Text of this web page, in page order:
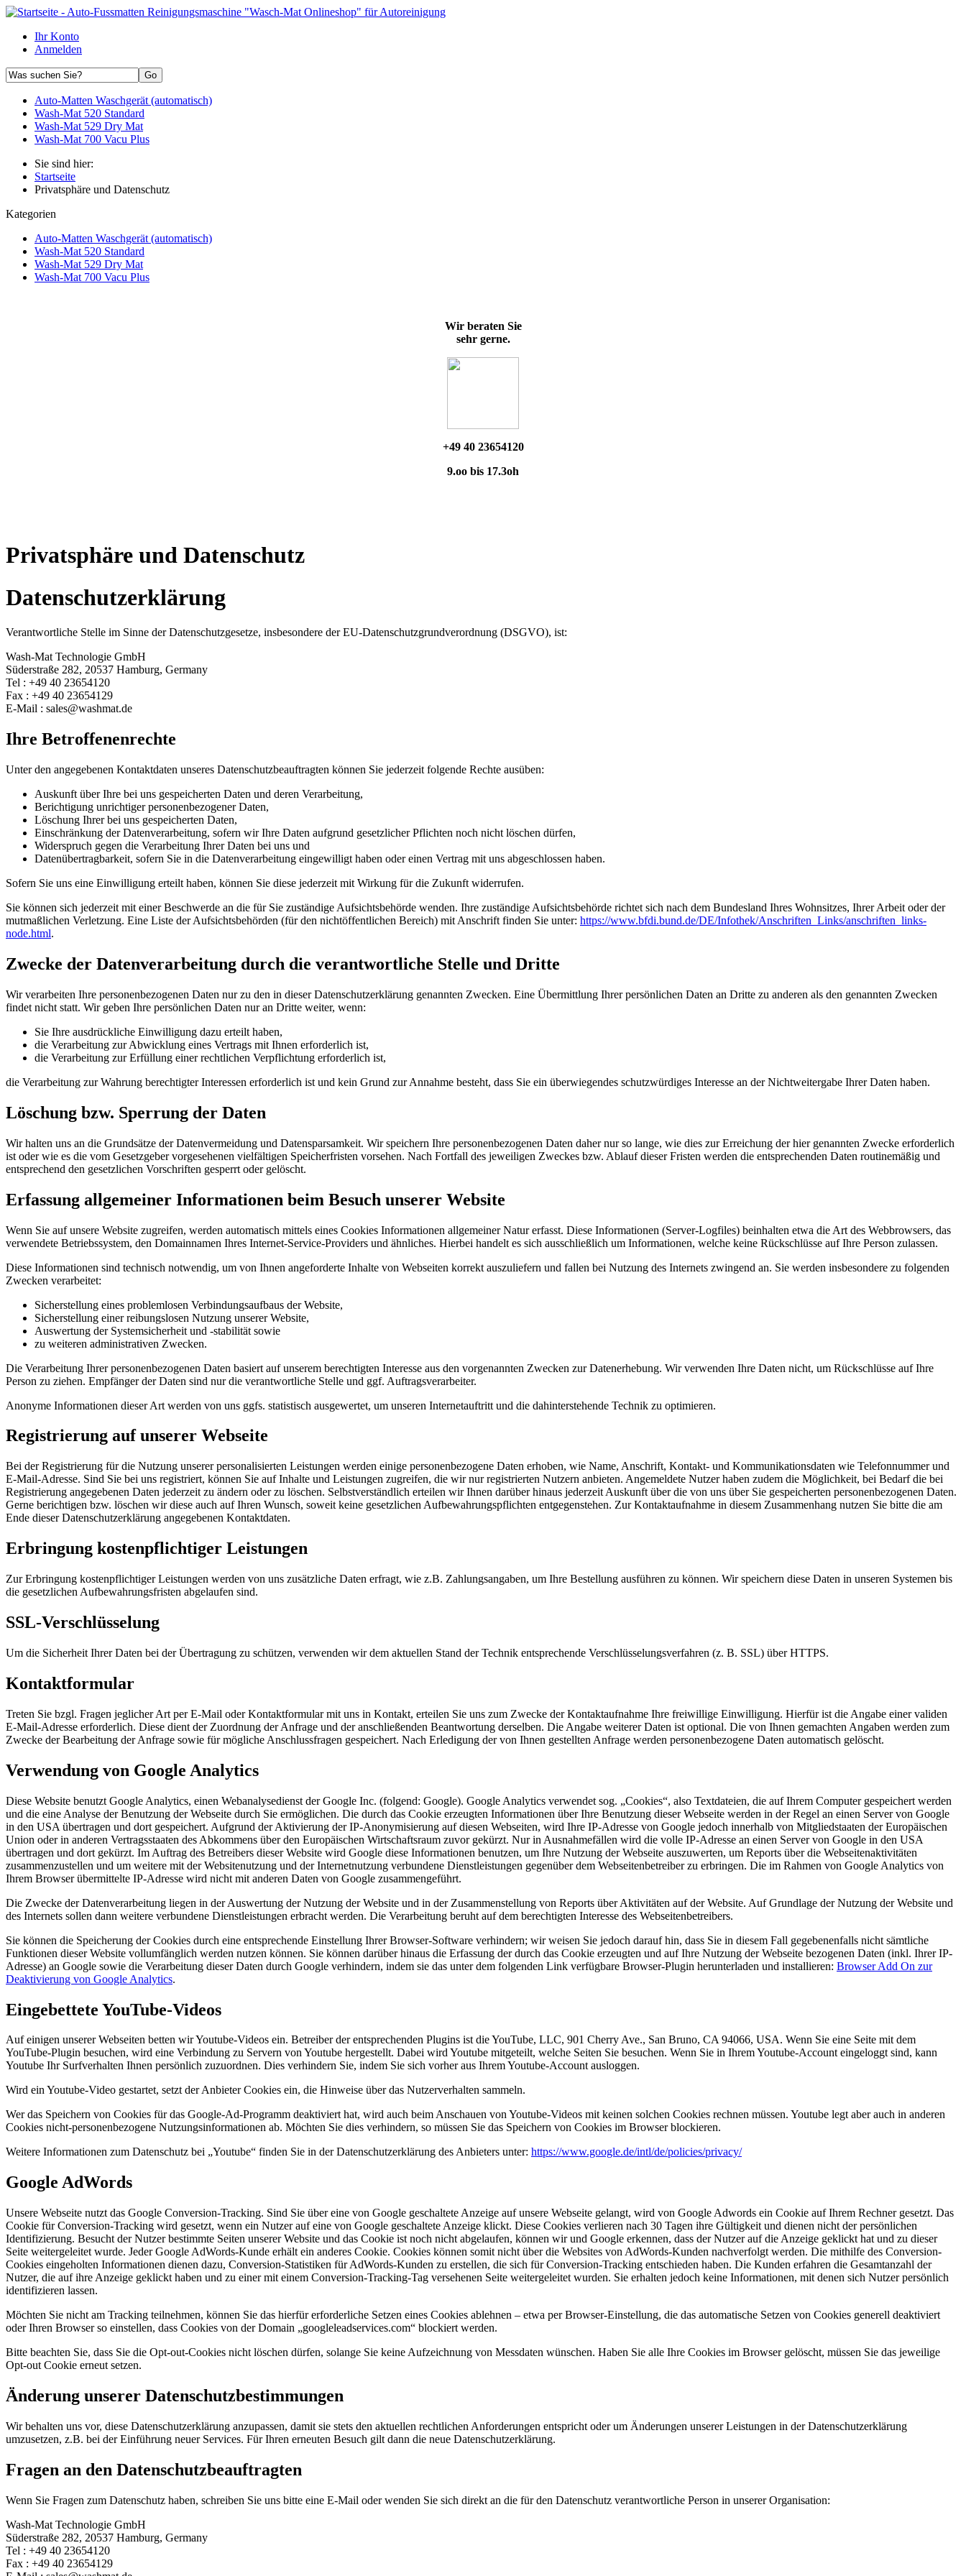
Ihr Konto
Anmelden
Auto-Matten Waschgerät (automatisch)
Wash-Mat 520 Standard
Wash-Mat 529 Dry Mat
Wash-Mat 700 Vacu Plus
Sie sind hier:
Startseite
Privatsphäre und Datenschutz
Kategorien
Auto-Matten Waschgerät (automatisch)
Wash-Mat 520 Standard
Wash-Mat 529 Dry Mat
Wash-Mat 700 Vacu Plus
Wir beraten Sie
sehr gerne.
+49 40 23654120
9.oo bis 17.3oh
Privatsphäre und Datenschutz
Datenschutzerklärung
Verantwortliche Stelle im Sinne der Datenschutzgesetze, insbesondere der EU-Datenschutzgrundverordnung (DSGVO), ist:
Wash-Mat Technologie GmbH
Süderstraße 282, 20537 Hamburg, Germany
Tel : +49 40 23654120
Fax : +49 40 23654129
E-Mail : sales@washmat.de
Ihre Betroffenenrechte
Unter den angegebenen Kontaktdaten unseres Datenschutzbeauftragten können Sie jederzeit folgende Rechte ausüben:
Auskunft über Ihre bei uns gespeicherten Daten und deren Verarbeitung,
Berichtigung unrichtiger personenbezogener Daten,
Löschung Ihrer bei uns gespeicherten Daten,
Einschränkung der Datenverarbeitung, sofern wir Ihre Daten aufgrund gesetzlicher Pflichten noch nicht löschen dürfen,
Widerspruch gegen die Verarbeitung Ihrer Daten bei uns und
Datenübertragbarkeit, sofern Sie in die Datenverarbeitung eingewilligt haben oder einen Vertrag mit uns abgeschlossen haben.
Sofern Sie uns eine Einwilligung erteilt haben, können Sie diese jederzeit mit Wirkung für die Zukunft widerrufen.
Sie können sich jederzeit mit einer Beschwerde an die für Sie zuständige Aufsichtsbehörde wenden. Ihre zuständige Aufsichtsbehörde richtet sich nach dem Bundesland Ihres Wohnsitzes, Ihrer Arbeit oder der
mutmaßlichen Verletzung. Eine Liste der Aufsichtsbehörden (für den nichtöffentlichen Bereich) mit Anschrift finden Sie unter: https://www.bfdi.bund.de/DE/Infothek/Anschriften_Links/anschriften_links-
node.html.
Zwecke der Datenverarbeitung durch die verantwortliche Stelle und Dritte
Wir verarbeiten Ihre personenbezogenen Daten nur zu den in dieser Datenschutzerklärung genannten Zwecken. Eine Übermittlung Ihrer persönlichen Daten an Dritte zu anderen als den genannten Zwecken
findet nicht statt. Wir geben Ihre persönlichen Daten nur an Dritte weiter, wenn:
Sie Ihre ausdrückliche Einwilligung dazu erteilt haben,
die Verarbeitung zur Abwicklung eines Vertrags mit Ihnen erforderlich ist,
die Verarbeitung zur Erfüllung einer rechtlichen Verpflichtung erforderlich ist,
die Verarbeitung zur Wahrung berechtigter Interessen erforderlich ist und kein Grund zur Annahme besteht, dass Sie ein überwiegendes schutzwürdiges Interesse an der Nichtweitergabe Ihrer Daten haben.
Löschung bzw. Sperrung der Daten
Wir halten uns an die Grundsätze der Datenvermeidung und Datensparsamkeit. Wir speichern Ihre personenbezogenen Daten daher nur so lange, wie dies zur Erreichung der hier genannten Zwecke erforderlich
ist oder wie es die vom Gesetzgeber vorgesehenen vielfältigen Speicherfristen vorsehen. Nach Fortfall des jeweiligen Zweckes bzw. Ablauf dieser Fristen werden die entsprechenden Daten routinemäßig und
entsprechend den gesetzlichen Vorschriften gesperrt oder gelöscht.
Erfassung allgemeiner Informationen beim Besuch unserer Website
Wenn Sie auf unsere Website zugreifen, werden automatisch mittels eines Cookies Informationen allgemeiner Natur erfasst. Diese Informationen (Server-Logfiles) beinhalten etwa die Art des Webbrowsers, das
verwendete Betriebssystem, den Domainnamen Ihres Internet-Service-Providers und ähnliches. Hierbei handelt es sich ausschließlich um Informationen, welche keine Rückschlüsse auf Ihre Person zulassen.
Diese Informationen sind technisch notwendig, um von Ihnen angeforderte Inhalte von Webseiten korrekt auszuliefern und fallen bei Nutzung des Internets zwingend an. Sie werden insbesondere zu folgenden
Zwecken verarbeitet:
Sicherstellung eines problemlosen Verbindungsaufbaus der Website,
Sicherstellung einer reibungslosen Nutzung unserer Website,
Auswertung der Systemsicherheit und -stabilität sowie
zu weiteren administrativen Zwecken.
Die Verarbeitung Ihrer personenbezogenen Daten basiert auf unserem berechtigten Interesse aus den vorgenannten Zwecken zur Datenerhebung. Wir verwenden Ihre Daten nicht, um Rückschlüsse auf Ihre
Person zu ziehen. Empfänger der Daten sind nur die verantwortliche Stelle und ggf. Auftragsverarbeiter.
Anonyme Informationen dieser Art werden von uns ggfs. statistisch ausgewertet, um unseren Internetauftritt und die dahinterstehende Technik zu optimieren.
Registrierung auf unserer Webseite
Bei der Registrierung für die Nutzung unserer personalisierten Leistungen werden einige personenbezogene Daten erhoben, wie Name, Anschrift, Kontakt- und Kommunikationsdaten wie Telefonnummer und
E-Mail-Adresse. Sind Sie bei uns registriert, können Sie auf Inhalte und Leistungen zugreifen, die wir nur registrierten Nutzern anbieten. Angemeldete Nutzer haben zudem die Möglichkeit, bei Bedarf die bei
Registrierung angegebenen Daten jederzeit zu ändern oder zu löschen. Selbstverständlich erteilen wir Ihnen darüber hinaus jederzeit Auskunft über die von uns über Sie gespeicherten personenbezogenen Daten.
Gerne berichtigen bzw. löschen wir diese auch auf Ihren Wunsch, soweit keine gesetzlichen Aufbewahrungspflichten entgegenstehen. Zur Kontaktaufnahme in diesem Zusammenhang nutzen Sie bitte die am
Ende dieser Datenschutzerklärung angegebenen Kontaktdaten.
Erbringung kostenpflichtiger Leistungen
Zur Erbringung kostenpflichtiger Leistungen werden von uns zusätzliche Daten erfragt, wie z.B. Zahlungsangaben, um Ihre Bestellung ausführen zu können. Wir speichern diese Daten in unseren Systemen bis
die gesetzlichen Aufbewahrungsfristen abgelaufen sind.
SSL-Verschlüsselung
Um die Sicherheit Ihrer Daten bei der Übertragung zu schützen, verwenden wir dem aktuellen Stand der Technik entsprechende Verschlüsselungsverfahren (z. B. SSL) über HTTPS.
Kontaktformular
Treten Sie bzgl. Fragen jeglicher Art per E-Mail oder Kontaktformular mit uns in Kontakt, erteilen Sie uns zum Zwecke der Kontaktaufnahme Ihre freiwillige Einwilligung. Hierfür ist die Angabe einer validen
E-Mail-Adresse erforderlich. Diese dient der Zuordnung der Anfrage und der anschließenden Beantwortung derselben. Die Angabe weiterer Daten ist optional. Die von Ihnen gemachten Angaben werden zum
Zwecke der Bearbeitung der Anfrage sowie für mögliche Anschlussfragen gespeichert. Nach Erledigung der von Ihnen gestellten Anfrage werden personenbezogene Daten automatisch gelöscht.
Verwendung von Google Analytics
Diese Website benutzt Google Analytics, einen Webanalysedienst der Google Inc. (folgend: Google). Google Analytics verwendet sog. „Cookies“, also Textdateien, die auf Ihrem Computer gespeichert werden
und die eine Analyse der Benutzung der Webseite durch Sie ermöglichen. Die durch das Cookie erzeugten Informationen über Ihre Benutzung dieser Webseite werden in der Regel an einen Server von Google
in den USA übertragen und dort gespeichert. Aufgrund der Aktivierung der IP-Anonymisierung auf diesen Webseiten, wird Ihre IP-Adresse von Google jedoch innerhalb von Mitgliedstaaten der Europäischen
Union oder in anderen Vertragsstaaten des Abkommens über den Europäischen Wirtschaftsraum zuvor gekürzt. Nur in Ausnahmefällen wird die volle IP-Adresse an einen Server von Google in den USA
übertragen und dort gekürzt. Im Auftrag des Betreibers dieser Website wird Google diese Informationen benutzen, um Ihre Nutzung der Webseite auszuwerten, um Reports über die Webseitenaktivitäten
zusammenzustellen und um weitere mit der Websitenutzung und der Internetnutzung verbundene Dienstleistungen gegenüber dem Webseitenbetreiber zu erbringen. Die im Rahmen von Google Analytics von
Ihrem Browser übermittelte IP-Adresse wird nicht mit anderen Daten von Google zusammengeführt.
Die Zwecke der Datenverarbeitung liegen in der Auswertung der Nutzung der Website und in der Zusammenstellung von Reports über Aktivitäten auf der Website. Auf Grundlage der Nutzung der Website und
des Internets sollen dann weitere verbundene Dienstleistungen erbracht werden. Die Verarbeitung beruht auf dem berechtigten Interesse des Webseitenbetreibers.
Sie können die Speicherung der Cookies durch eine entsprechende Einstellung Ihrer Browser-Software verhindern; wir weisen Sie jedoch darauf hin, dass Sie in diesem Fall gegebenenfalls nicht sämtliche
Funktionen dieser Website vollumfänglich werden nutzen können. Sie können darüber hinaus die Erfassung der durch das Cookie erzeugten und auf Ihre Nutzung der Webseite bezogenen Daten (inkl. Ihrer IP-
Adresse) an Google sowie die Verarbeitung dieser Daten durch Google verhindern, indem sie das unter dem folgenden Link verfügbare Browser-Plugin herunterladen und installieren: Browser Add On zur
Deaktivierung von Google Analytics.
Eingebettete YouTube-Videos
Auf einigen unserer Webseiten betten wir Youtube-Videos ein. Betreiber der entsprechenden Plugins ist die YouTube, LLC, 901 Cherry Ave., San Bruno, CA 94066, USA. Wenn Sie eine Seite mit dem
YouTube-Plugin besuchen, wird eine Verbindung zu Servern von Youtube hergestellt. Dabei wird Youtube mitgeteilt, welche Seiten Sie besuchen. Wenn Sie in Ihrem Youtube-Account eingeloggt sind, kann
Youtube Ihr Surfverhalten Ihnen persönlich zuzuordnen. Dies verhindern Sie, indem Sie sich vorher aus Ihrem Youtube-Account ausloggen.
Wird ein Youtube-Video gestartet, setzt der Anbieter Cookies ein, die Hinweise über das Nutzerverhalten sammeln.
Wer das Speichern von Cookies für das Google-Ad-Programm deaktiviert hat, wird auch beim Anschauen von Youtube-Videos mit keinen solchen Cookies rechnen müssen. Youtube legt aber auch in anderen
Cookies nicht-personenbezogene Nutzungsinformationen ab. Möchten Sie dies verhindern, so müssen Sie das Speichern von Cookies im Browser blockieren.
Weitere Informationen zum Datenschutz bei „Youtube“ finden Sie in der Datenschutzerklärung des Anbieters unter: https://www.google.de/intl/de/policies/privacy/
Google AdWords
Unsere Webseite nutzt das Google Conversion-Tracking. Sind Sie über eine von Google geschaltete Anzeige auf unsere Webseite gelangt, wird von Google Adwords ein Cookie auf Ihrem Rechner gesetzt. Das
Cookie für Conversion-Tracking wird gesetzt, wenn ein Nutzer auf eine von Google geschaltete Anzeige klickt. Diese Cookies verlieren nach 30 Tagen ihre Gültigkeit und dienen nicht der persönlichen
Identifizierung. Besucht der Nutzer bestimmte Seiten unserer Website und das Cookie ist noch nicht abgelaufen, können wir und Google erkennen, dass der Nutzer auf die Anzeige geklickt hat und zu dieser
Seite weitergeleitet wurde. Jeder Google AdWords-Kunde erhält ein anderes Cookie. Cookies können somit nicht über die Websites von AdWords-Kunden nachverfolgt werden. Die mithilfe des Conversion-
Cookies eingeholten Informationen dienen dazu, Conversion-Statistiken für AdWords-Kunden zu erstellen, die sich für Conversion-Tracking entschieden haben. Die Kunden erfahren die Gesamtanzahl der
Nutzer, die auf ihre Anzeige geklickt haben und zu einer mit einem Conversion-Tracking-Tag versehenen Seite weitergeleitet wurden. Sie erhalten jedoch keine Informationen, mit denen sich Nutzer persönlich
identifizieren lassen.
Möchten Sie nicht am Tracking teilnehmen, können Sie das hierfür erforderliche Setzen eines Cookies ablehnen – etwa per Browser-Einstellung, die das automatische Setzen von Cookies generell deaktiviert
oder Ihren Browser so einstellen, dass Cookies von der Domain „googleleadservices.com“ blockiert werden.
Bitte beachten Sie, dass Sie die Opt-out-Cookies nicht löschen dürfen, solange Sie keine Aufzeichnung von Messdaten wünschen. Haben Sie alle Ihre Cookies im Browser gelöscht, müssen Sie das jeweilige
Opt-out Cookie erneut setzen.
Änderung unserer Datenschutzbestimmungen
Wir behalten uns vor, diese Datenschutzerklärung anzupassen, damit sie stets den aktuellen rechtlichen Anforderungen entspricht oder um Änderungen unserer Leistungen in der Datenschutzerklärung
umzusetzen, z.B. bei der Einführung neuer Services. Für Ihren erneuten Besuch gilt dann die neue Datenschutzerklärung.
Fragen an den Datenschutzbeauftragten
Wenn Sie Fragen zum Datenschutz haben, schreiben Sie uns bitte eine E-Mail oder wenden Sie sich direkt an die für den Datenschutz verantwortliche Person in unserer Organisation:
Wash-Mat Technologie GmbH
Süderstraße 282, 20537 Hamburg, Germany
Tel : +49 40 23654120
Fax : +49 40 23654129